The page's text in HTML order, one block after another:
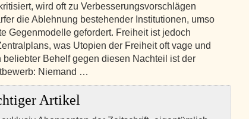
wird oft zu Verbesserungsvorschlägen
die Ablehnung bestehender Institutionen, umso
Gegenmodelle gefordert. Freiheit ist jedoch
was Utopien der Freiheit oft vage und
beliebter Behelf gegen diesen Nachteil ist der
Niemand …
Artikel